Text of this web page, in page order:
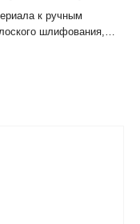
к ручным
шлифования,
древесины,
значительно